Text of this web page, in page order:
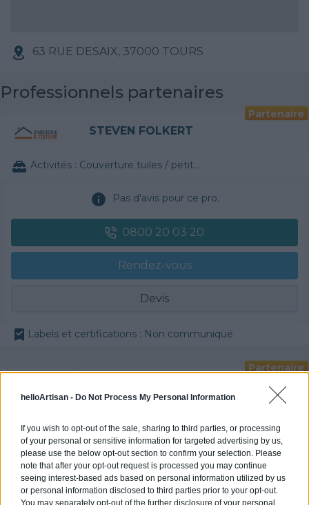
helloArtisan - Do Not Process My Personal Information
If you wish to opt-out of the sale, sharing to third parties, or processing
of your personal or sensitive information for targeted advertising by us,
please use the below opt-out section to confirm your selection. Please
note that after your opt-out request is processed you may continue
seeing interest-based ads based on personal information utilized by us
or personal information disclosed to third parties prior to your opt-out.
You may separately opt-out of the further disclosure of your personal
63 RUE DESAIX, 37000 TOURS
Professionnels partenaires
Partenaire
STEVEN FOLKERT
Activités : Couverture tuiles / petits éléments
Pas d'avis pour ce pro.
0800 20 03 20
Rendez-vous
Devis
Labels et certifications : Non communiqué
Partenaire
Activités :Gros œuvre, Borne de recharge
Pas d'avis pour ce pro.